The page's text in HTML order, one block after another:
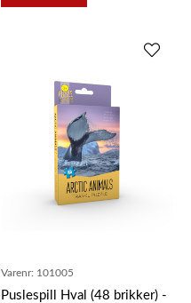
Varenr: 101005
Puslespill Hval (48 brikker) -